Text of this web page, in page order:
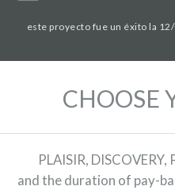
este proyecto fue un éxito la
CHOOSE
PLAISIR, DISCOVERY,
and the duration of pay-